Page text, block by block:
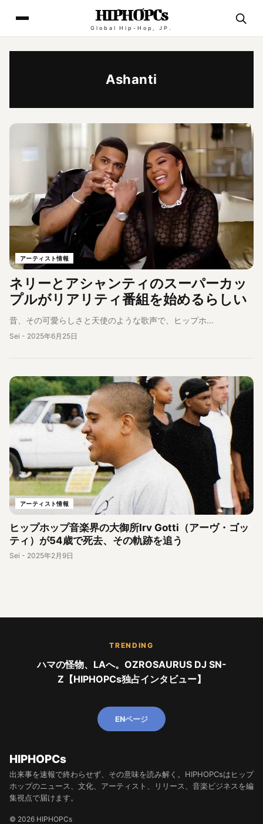
HIPHOPCs
Global Hip-Hop, JP.
Ashanti
アーティスト情報
ネリーとアシャンティのスーパーカッ
プルがリアリティ番組を始めるらしい
昔、その可愛らしさと天使のような歌声で、ヒップホ…
Sei - 2025年6月25日
アーティスト情報
ヒップホップ音楽界の大御所Irv Gotti（アーヴ・ゴッ
ティ）が54歳で死去、その軌跡を追う
Sei - 2025年2月9日
TRENDING
ハマの怪物、LAへ。OZROSAURUS DJ SN-
Z【HIPHOPCs独占インタビュー】
ENページ
HIPHOPCs
出来事を速報で終わらせず、その意味を読み解く。HIPHOPCsはヒップ
ホップのニュース、文化、アーティスト、リリース、音楽ビジネスを編
集視点で届けます。
© 2026 HIPHOPCs